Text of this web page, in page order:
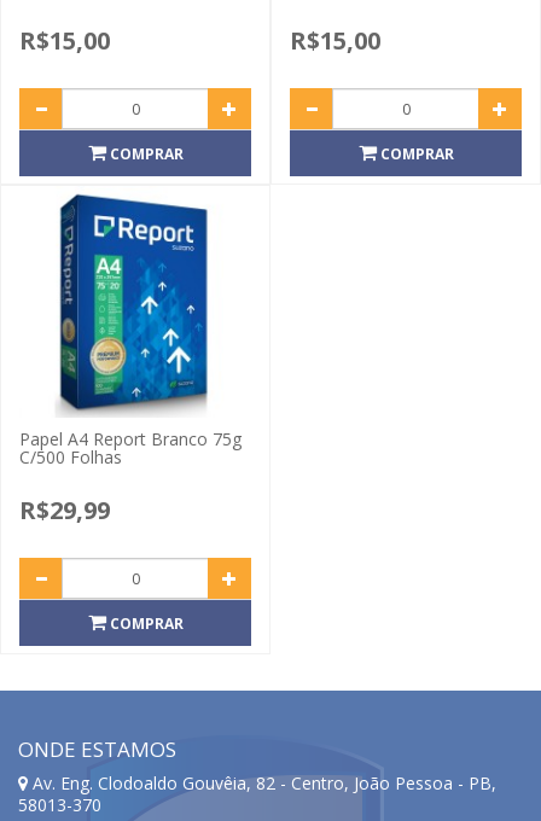
R$15,00
COMPRAR
R$15,00
COMPRAR
Papel A4 Report Branco 75g
C/500 Folhas
R$29,99
COMPRAR
ONDE ESTAMOS
Av. Eng. Clodoaldo Gouvêia, 82 - Centro, João Pessoa - PB,
58013-370